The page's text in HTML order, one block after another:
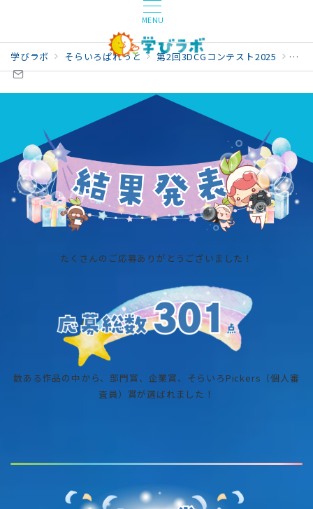
MENU
学びラボ そらいろぱれっと 第2回3DCGコンテスト2025 結
たくさんのご応募ありがとうございました！
数ある作品の中から、部門賞、企業賞、そらいろPickers（個人審
査員）賞が選ばれました！